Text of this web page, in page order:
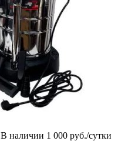
В наличии 1 000 руб./сутки